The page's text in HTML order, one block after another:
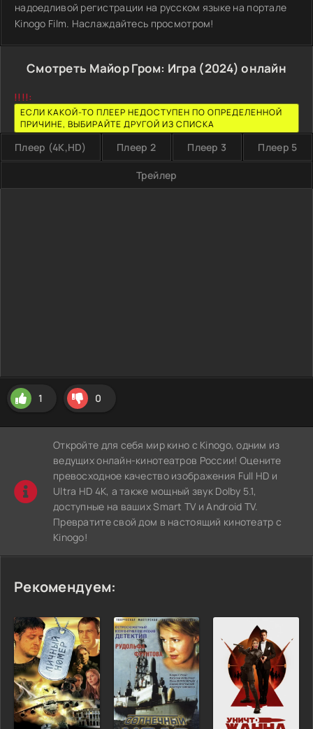
надоедливой регистрации на русском языке на портале
Kinogo Film. Наслаждайтесь просмотром!
Смотреть Майор Гром: Игра (2024) онлайн
!!!!:
ЕСЛИ КАКОЙ-ТО ПЛЕЕР НЕДОСТУПЕН ПО ОПРЕДЕЛЕННОЙ
ПРИЧИНЕ, ВЫБИРАЙТЕ ДРУГОЙ ИЗ СПИСКА
Плеер (4K,HD) Плеер 2 Плеер 3 Плеер 5
Трейлер
1 0
Откройте для себя мир кино с Kinogo, одним из
ведущих онлайн-кинотеатров России! Оцените
превосходное качество изображения Full HD и
Ultra HD 4K, а также мощный звук Dolby 5.1,
доступные на ваших Smart TV и Android TV.
Превратите свой дом в настоящий кинотеатр с
Kinogo!
Рекомендуем: